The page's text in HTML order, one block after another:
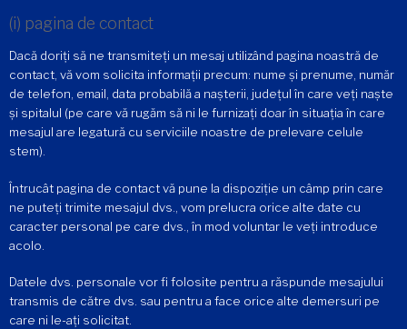
(i) pagina de contact
Dacă doriți să ne transmiteți un mesaj utilizând pagina noastră de
contact, vă vom solicita informații precum: nume și prenume, număr
de telefon, email, data probabilă a nașterii, județul în care veți naște
și spitalul (pe care vă rugăm să ni le furnizați doar în situația în care
mesajul are legatură cu serviciile noastre de prelevare celule
stem).
Întrucât pagina de contact vă pune la dispoziție un câmp prin care
ne puteți trimite mesajul dvs., vom prelucra orice alte date cu
caracter personal pe care dvs., în mod voluntar le veți introduce
acolo.
Datele dvs. personale vor fi folosite pentru a răspunde mesajului
transmis de către dvs. sau pentru a face orice alte demersuri pe
care ni le-ați solicitat.